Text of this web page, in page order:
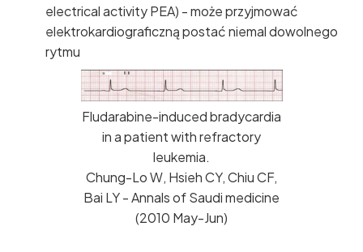
electrical activity PEA) - może przyjmować
elektrokardiograficzną postać niemal dowolnego
rytmu
Fludarabine-induced bradycardia
in a patient with refractory
leukemia.
Chung-Lo W, Hsieh CY, Chiu CF,
Bai LY - Annals of Saudi medicine
(2010 May-Jun)